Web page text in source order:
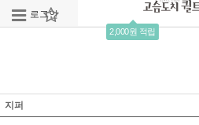
로그인 회원가입
2,000원 적립
지퍼